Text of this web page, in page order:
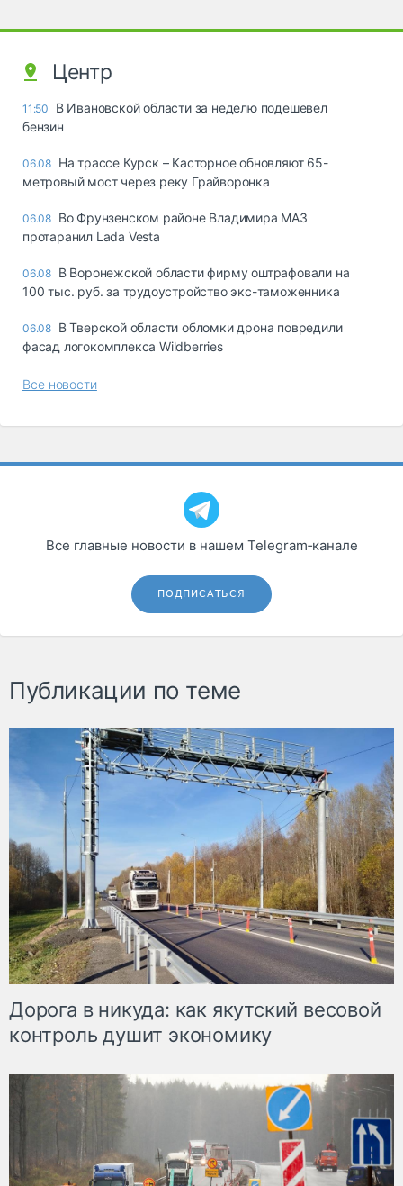
Центр
11:50
В Ивановской области за неделю подешевел
бензин
06.08 На трассе Курск – Касторное обновляют 65-
метровый мост через реку Грайворонка
06.08 Во Фрунзенском районе Владимира МАЗ
протаранил Lada Vesta
06.08 В Воронежской области фирму оштрафовали на
100 тыс. руб. за трудоустройство экс-таможенника
06.08 В Тверской области обломки дрона повредили
фасад логокомплекса Wildberries
Все новости
Все главные новости в нашем Telegram‑канале
ПОДПИСАТЬСЯ
Публикации по теме
Дорога в никуда: как якутский весовой
контроль душит экономику